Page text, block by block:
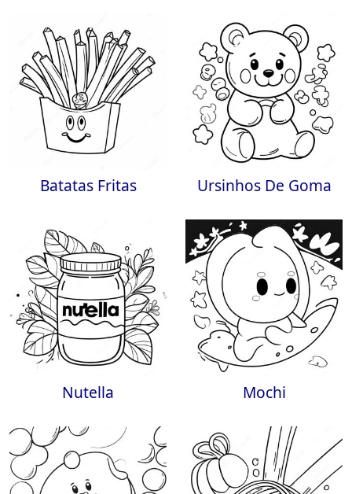
Batatas Fritas Ursinhos De Goma
Nutella Mochi